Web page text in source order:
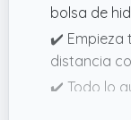
bolsa de
✔️ Empieza
distancia
✔️ Todo lo
de trail